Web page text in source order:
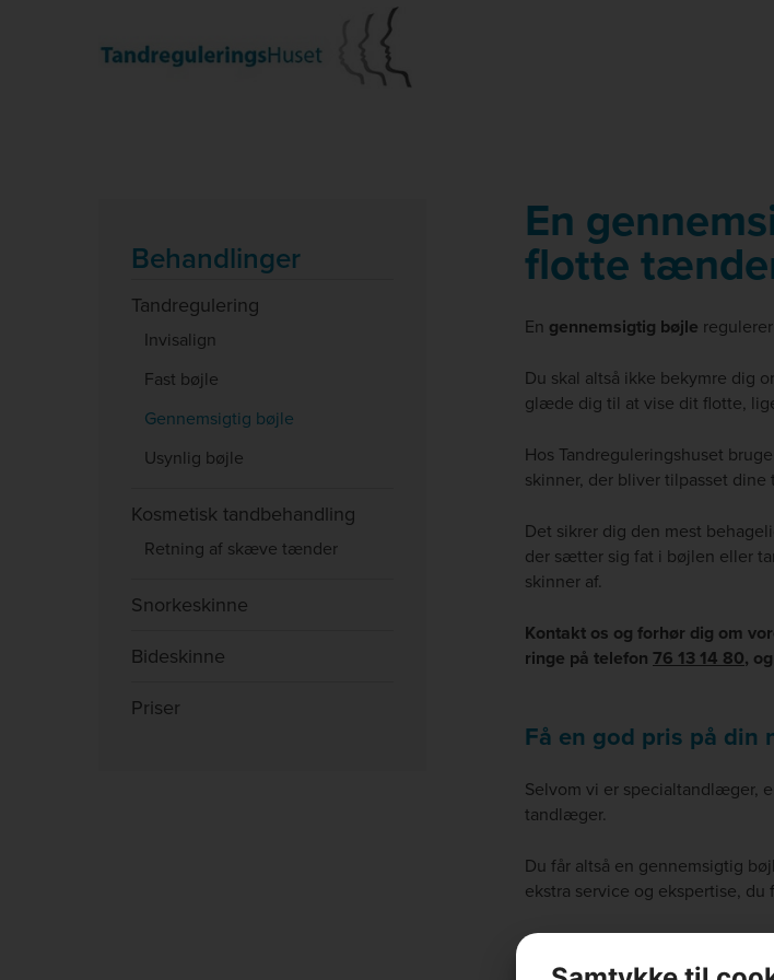
Behandlinger
Tandregulering
Invisalign
Fast bøjle
Gennemsigtig bøjle
Usynlig bøjle
Kosmetisk tandbehandling
Retning af skæve tænder
Snorkeskinne
Bideskinne
Priser
En
flotte
En gennemsigtig bøjle
Du skal altså ikke bekymre dig
glæde dig til at vise dit flotte,
Hos Tandreguleringshuset
skinner, der bliver tilpasset
Det sikrer dig den mest
der sætter sig fat i bøjlen eller
skinner af.
Kontakt os og forhør dig om
ringe på telefon 76 13 14 80,
Få en god pris på din
Selvom vi er specialtandlæger,
tandlæger.
Du får altså en gennemsigtig
ekstra service og ekspertise,
Hos os er du nemlig sikker på,
behov.